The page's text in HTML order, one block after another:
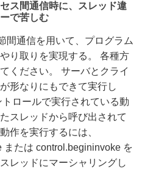
セス間通信時に、スレッド違
で苦しむ
間通信を用いて、プログラム
り取りを実現する。 各種方
ください。 サーバとクライ
形なりにもできて実行し
ロールで実行されている動
スレッドから呼び出されて
作を実行するには、
または control.begininvoke を
レッドにマーシャリングし